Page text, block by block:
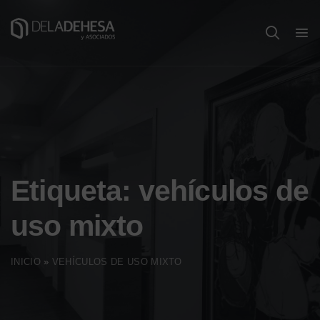
Etiqueta: vehículos de
uso mixto
INICIO » VEHÍCULOS DE USO MIXTO